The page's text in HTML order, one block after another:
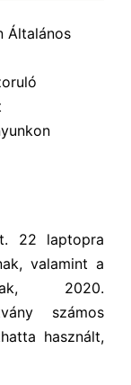
Általános
22 laptopra
valamint a
2020.
számos
használt,